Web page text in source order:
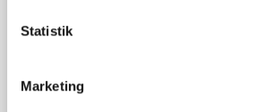
Statistik
Marketing
Tilføj til favoritliste
følgende produkter